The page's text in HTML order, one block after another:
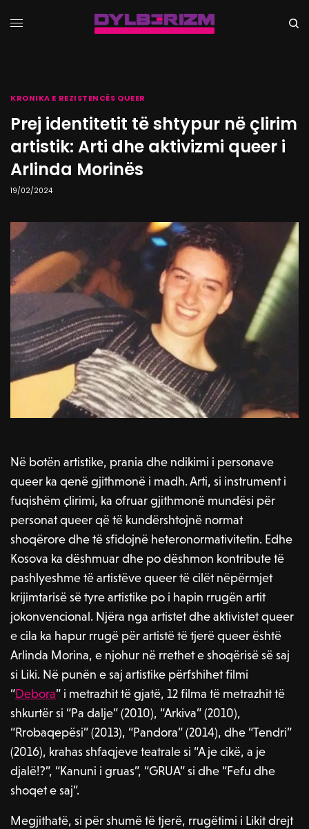
KRONIKA E REZISTENCËS QUEER
Prej identitetit të shtypur në çlirim
artistik: Arti dhe aktivizmi queer i
Arlinda Morinës
19/02/2024
Në botën artistike, prania dhe ndikimi i personave
queer ka qenë gjithmonë i madh. Arti, si instrument i
fuqishëm çlirimi, ka ofruar gjithmonë mundësi për
personat queer që të kundërshtojnë normat
shoqërore dhe të sfidojnë heteronormativitetin. Edhe
Kosova ka dëshmuar dhe po dëshmon kontribute të
pashlyeshme të artistëve queer të cilët nëpërmjet
krijimtarisë së tyre artistike po i hapin rrugën artit
jokonvencional. Njëra nga artistet dhe aktivistet queer
e cila ka hapur rrugë për artistë të tjerë queer është
Arlinda Morina, e njohur në rrethet e shoqërisë së saj
si Liki. Në punën e saj artistike përfshihet filmi
“Debora” i metrazhit të gjatë, 12 filma të metrazhit të
shkurtër si “Pa dalje” (2010), “Arkiva” (2010),
“Rrobaqepësi” (2013), “Pandora” (2014), dhe “Tendri”
(2016), krahas shfaqjeve teatrale si “A je cikë, a je
djalë!?”, “Kanuni i gruas”, “GRUA” si dhe “Fefu dhe
shoqet e saj”.
Megjithatë, si për shumë të tjerë, rrugëtimi i Likit drejt